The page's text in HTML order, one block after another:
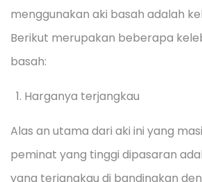
menggunakan aki basah adalah
Berikut merupakan beberapa
basah:
Harganya terjangkau
Alas an utama dari aki ini yang
peminat yang tinggi dipasaran
yang terjangkau di bandingkan